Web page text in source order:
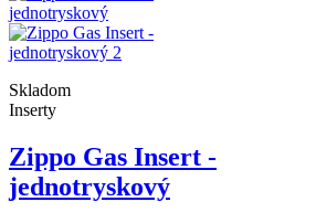
Skladom
Inserty
Zippo Gas Insert -
jednotryskový